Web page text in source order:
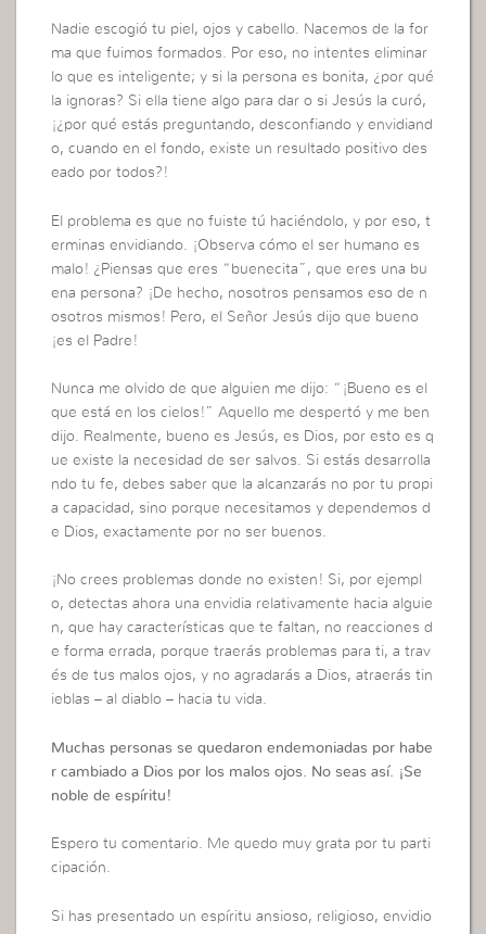
Nadie escogió tu piel, ojos y cabello. Nacemos de la for
ma que fuimos formados. Por eso, no intentes eliminar
lo que es inteligente; y si la persona es bonita, ¿por qué
la ignoras? Si ella tiene algo para dar o si Jesús la curó,
¡¿por qué estás preguntando, desconfiando y envidiand
o, cuando en el fondo, existe un resultado positivo des
eado por todos?!
El problema es que no fuiste tú haciéndolo, y por eso, t
erminas envidiando. ¡Observa cómo el ser humano es
malo! ¿Piensas que eres “buenecita”, que eres una bu
ena persona? ¡De hecho, nosotros pensamos eso de n
osotros mismos! Pero, el Señor Jesús dijo que bueno
¡es el Padre!
Nunca me olvido de que alguien me dijo: “¡Bueno es el
que está en los cielos!” Aquello me despertó y me ben
dijo. Realmente, bueno es Jesús, es Dios, por esto es q
ue existe la necesidad de ser salvos. Si estás desarrolla
ndo tu fe, debes saber que la alcanzarás no por tu propi
a capacidad, sino porque necesitamos y dependemos d
e Dios, exactamente por no ser buenos.
¡No crees problemas donde no existen! Si, por ejempl
o, detectas ahora una envidia relativamente hacia alguie
n, que hay características que te faltan, no reacciones d
e forma errada, porque traerás problemas para ti, a trav
és de tus malos ojos, y no agradarás a Dios, atraerás tin
ieblas – al diablo – hacia tu vida.
Muchas personas se quedaron endemoniadas por habe
r cambiado a Dios por los malos ojos. No seas así. ¡Se
noble de espíritu!
Espero tu comentario. Me quedo muy grata por tu parti
cipación.
Si has presentado un espíritu ansioso, religioso, envidio